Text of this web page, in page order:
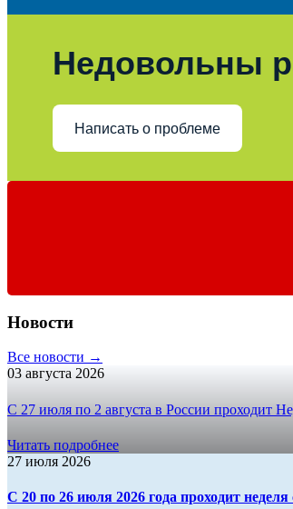
Недовольны
Написать о проблеме
Новости
Все новости →
03 августа 2026
С 27 июля по 2 августа в России проходит
Читать подробнее
27 июля 2026
С 20 по 26 июля 2026 года проходит